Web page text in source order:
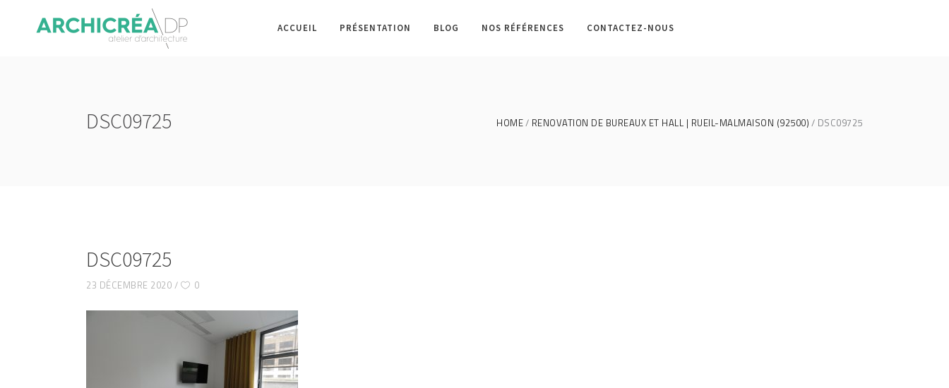
ACCUEIL PRÉSENTATION BLOG NOS RÉFÉRENCES CONTACTEZ-NOUS
DSC09725 HOME RENOVATION DE BUREAUX ET HALL | RUEIL-MALMAISON (92500) DSC09725
DSC09725
23 DÉCEMBRE 2020 0